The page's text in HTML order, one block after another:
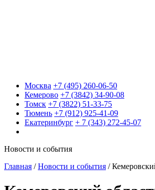
Москва +7 (495) 260-06-50
Кемерово +7 (3842) 34-90-08
Томск +7 (3822) 51-33-75
Тюмень +7 (912) 925-41-09
Екатеринбург + 7 (343) 272-45-07
Новости и события
Главная /Новости и события /